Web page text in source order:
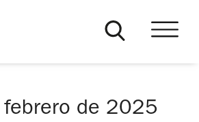
febrero de 2025